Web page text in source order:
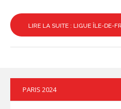
contacter
LIRE LA SUITE : LIGUE ÎLE-DE-
PARIS 2024